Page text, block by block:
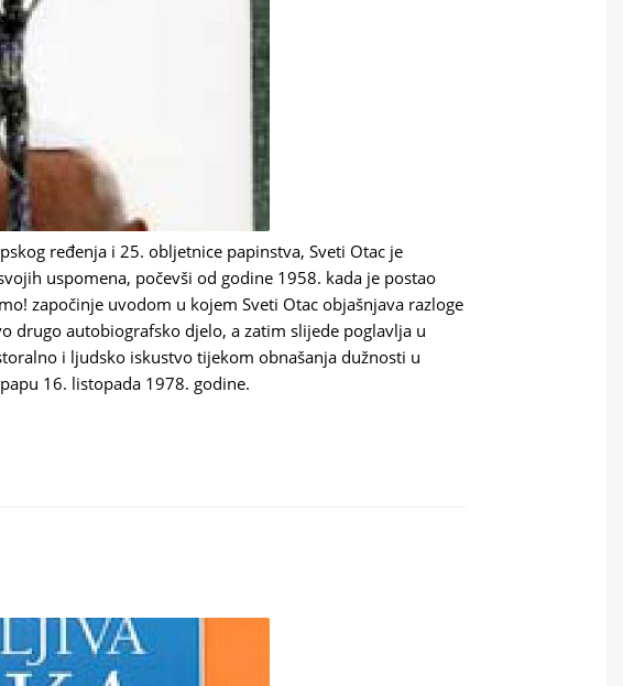
ređenja i 25. obljetnice papinstva, Sveti Otac je
uspomena, počevši od godine 1958. kada je postao
započinje uvodom u kojem Sveti Otac objašnjava razloge
drugo autobiografsko djelo, a zatim slijede poglavlja u
i ljudsko iskustvo tijekom obnašanja dužnosti u
16. listopada 1978. godine.